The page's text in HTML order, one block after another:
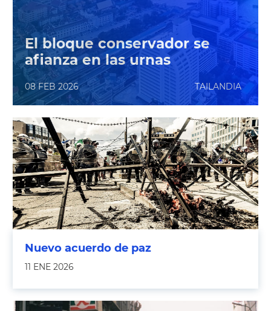
El bloque conservador se
afianza en las urnas
08 FEB 2026 TAILANDIA
Nuevo acuerdo de paz
11 ENE 2026